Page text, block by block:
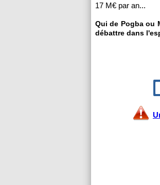
17 M€ par an...
Qui de Pogba ou
débattre dans